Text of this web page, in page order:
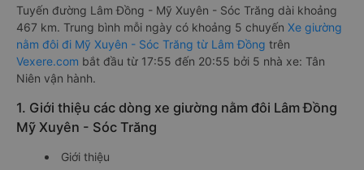
Tuyến đường Lâm Đồng - Mỹ Xuyên - Sóc Trăng dài khoảng
467 km. Trung bình mỗi ngày có khoảng 5 chuyến Xe giường
nằm đôi đi Mỹ Xuyên - Sóc Trăng từ Lâm Đồng trên
Vexere.com bắt đầu từ 17:55 đến 20:55 bởi 5 nhà xe: Tân
Niên vận hành.
1. Giới thiệu các dòng xe giường nằm đôi Lâm Đồng
Mỹ Xuyên - Sóc Trăng
Giới thiệu